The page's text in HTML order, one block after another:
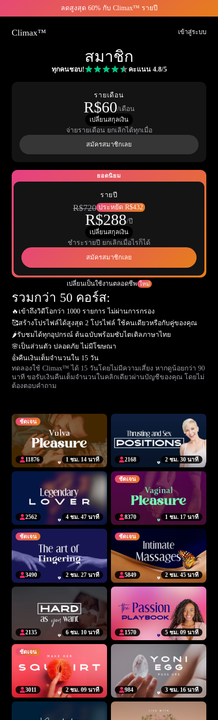
ลดสูงสุด 60% กับ Climax™ รายปี
Climax™ เข้าสู่ระบบ
สมาชิก
ทุกคนชอบ! คะแนน 4.8/5
รวมกว่า 50 คอร์ส:
🔥 เข้าถึงวิดีโอกว่า 1000 รายการ ไม่ผ่านการกรอง
🥰สร้างโปรไฟล์ได้สูงสุด 2 โปรไฟล์ ใช้คนเดียวหรือกับคู่ของคุณ
🌶️รับชมได้ทุกอุปกรณ์ ต้นฉบับพร้อมซับไตเติลภาษาไทย
🌸เป็นส่วนตัว ปลอดภัย ไม่มีโฆษณา
👍คืนเงินเต็มจำนวนใน 15 วัน
ทดลองใช้ Climax™ ได้ 15 วันโดยไม่มีความเสี่ยง หากดูน้อยกว่า 90
นาที ขอรับเงินคืนเต็มจำนวนในคลิกเดียวผ่านบัญชีของคุณ โดยไม่
ต้องตอบคำถาม
รายเดือน
R$60/เดือน
เปลี่ยนสกุลเงิน
จ่ายรายเดือน ยกเลิกได้ทุกเมื่อ
สมัครสมาชิกเลย
ยอดนิยม
รายปี
R$720 ประหยัด R$432
R$288/ปี
เปลี่ยนสกุลเงิน
ชำระรายปี ยกเลิกเมื่อไรก็ได้
สมัครสมาชิกเลย
เปลี่ยนเป็นใช้งานตลอดชีพ ใหม่
ชัดเจน
1 ชม. 14 นาที
11876 2 ชม. 30 นาที
2168
4 ชม. 47 นาที
2562
ชัดเจน
1 ชม. 17 นาที
8370
ชัดเจน
2 ชม. 27 นาที
3490
ชัดเจน
2 ชม. 45 นาที
5849
6 ชม. 10 นาที
2135 5 ชม. 09 นาที
1570
ชัดเจน
2 ชม. 09 นาที
3011 3 ชม. 16 นาที
984